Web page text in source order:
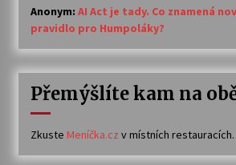
Anonym: AI Act je tady. Co znamená
pravidlo pro Humpoláky?
Přemýšlíte kam na
Zkuste Meníčka.cz v místních restauracích.